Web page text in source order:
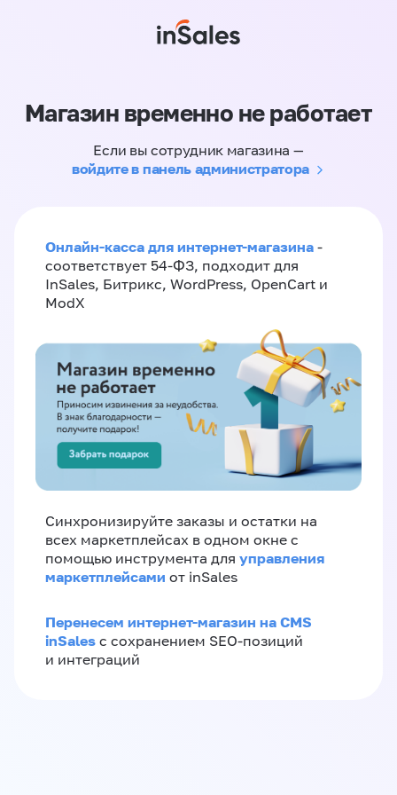
Магазин временно не работает
Если вы сотрудник магазина —
войдите в панель администратора
Онлайн-касса для интернет-магазина -
соответствует 54-ФЗ, подходит для
InSales, Битрикс, WordPress, OpenCart и
ModX
Синхронизируйте заказы и остатки на
всех маркетплейсах в одном окне с
помощью инструмента для управления
маркетплейсами от inSales
Перенесем интернет-магазин на CMS
inSales с сохранением SEO-позиций
и интеграций